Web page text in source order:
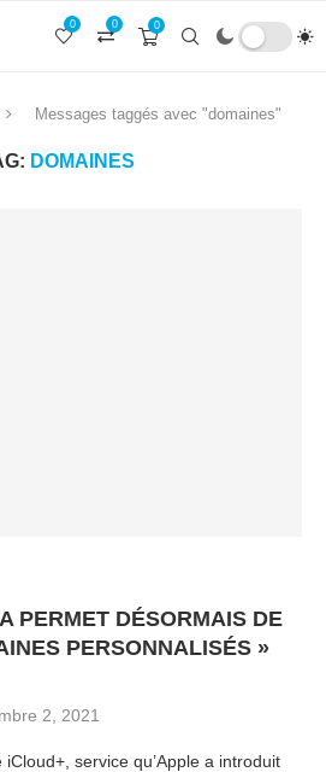
0
0
0
Messages taggés avec "domaines"
DOMAINES
PERMET DÉSORMAIS DE
PERSONNALISÉS »
2, 2021
iCloud+, service qu’Apple a introduit